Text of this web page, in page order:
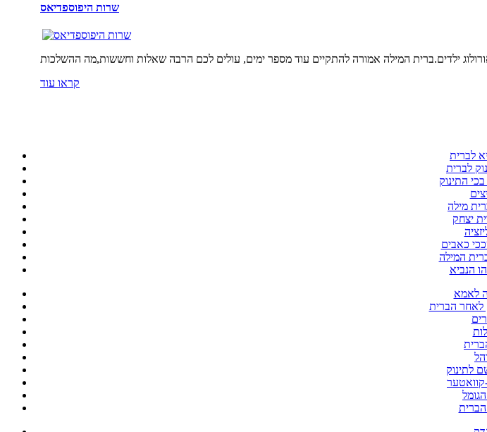
שרות היפוספדיאס
קראו עוד
לברית
התינוק
מילה
יצחק
כאבים
המילה
הנביא
לאמא
לאחר הברית
לתינוק
קוואטער